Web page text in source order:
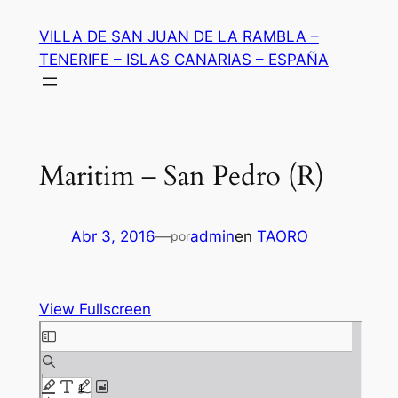
contenido
VILLA DE SAN JUAN DE LA RAMBLA –
TENERIFE – ISLAS CANARIAS – ESPAÑA
Maritim – San Pedro (R)
Abr 3, 2016—poradminen TAORO
View Fullscreen
Saltar
al
contenido